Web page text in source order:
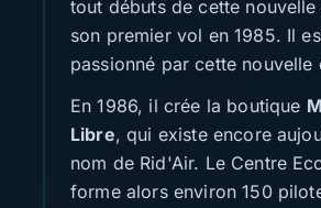
tout débuts de cette
son premier vol en 1985. Il
passionné par cette nouvelle
En 1986, il crée la boutique
Libre, qui existe encore
nom de Rid'Air. Le Centre
forme alors environ 150